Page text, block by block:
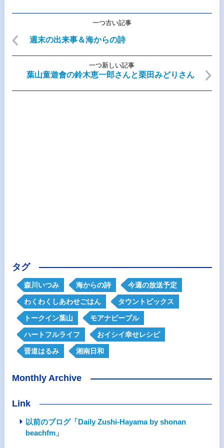
一つ古い記事
週末の出来事＆海からの詩
一つ新しい記事
葉山童遊會の鈴木恵一郎さんと栗田みどりさん
タグ
森川いつみ 海からの詩 今週の放送予定
わくわくしあわせごはん タウントピックス
トークイン葉山 モアナピープル
ハートフルライフ おイシイ幸せレシピ
晋道はるみ 湘南日和
Monthly Archive
Link
以前のブログ「Daily Zushi-Hayama by shonan
beachfm」